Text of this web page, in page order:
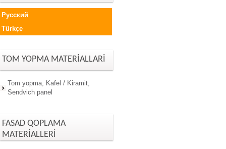
Русский
Türkçe
TOM YOPMA MATERİALLARİ
Tom yopma, Kafel / Kiramit,
Sendvich panel
FASAD QOPLAMA
MATERİALLERİ